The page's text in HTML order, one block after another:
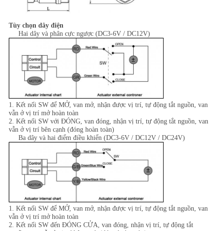
Tùy chọn dây điện
Hai dây và phân cực ngược (DC3-6V / DC12V)
1. Kết nối SW để MỞ, van mở, nhận được vị trí, tự động tắt nguồn, van
vẫn ở vị trí mở hoàn toàn
2. Kết nối SW với ĐÓNG, van đóng, nhận vị trí, tự động tắt nguồn, van
vẫn ở vị trí bên cạnh (đóng hoàn toàn)
Ba dây và hai điểm điều khiển (DC3-6V / DC12V / DC24V)
1. Kết nối SW để MỞ, van mở, nhận được vị trí, tự động tắt nguồn, van
vẫn ở vị trí mở hoàn toàn
2. Kết nối SW đến ĐÓNG CỬA, van đóng, nhận vị trí, tự động tắt